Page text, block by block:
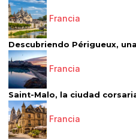
Francia
Descubriendo Périgueux,
Francia
Saint-Malo, la ciudad
Francia